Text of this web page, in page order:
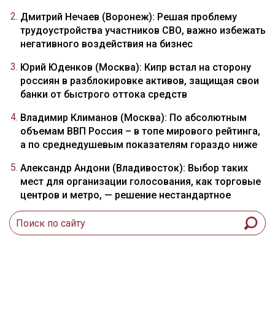
Дмитрий Нечаев (Воронеж): Решая проблему
трудоустройства участников СВО, важно избежать
негативного воздействия на бизнес
Юрий Юденков (Москва): Кипр встал на сторону
россиян в разблокировке активов, защищая свои
банки от быстрого оттока средств
Владимир Климанов (Москва): По абсолютным
объемам ВВП Россия – в топе мирового рейтинга,
а по среднедушевым показателям гораздо ниже
Александр Андони (Владивосток): Выбор таких
мест для организации голосования, как торговые
центров и метро, — решение нестандартное